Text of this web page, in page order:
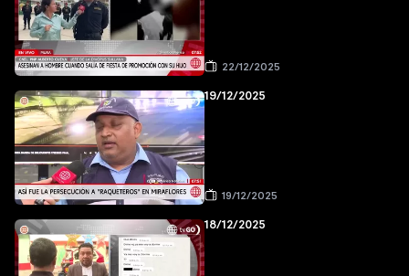
22/12/2025
19/12/2025
19/12/2025
18/12/2025